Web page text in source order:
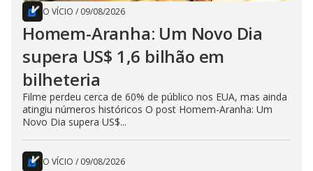
O VÍCIO / 09/08/2026
Homem-Aranha: Um Novo Dia
supera US$ 1,6 bilhão em
bilheteria
Filme perdeu cerca de 60% de público nos EUA, mas ainda
atingiu números históricos O post Homem-Aranha: Um
Novo Dia supera US$...
O VÍCIO / 09/08/2026